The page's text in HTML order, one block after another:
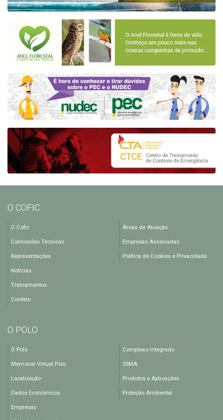
O COFIC
O Cofic
Comissões Técnicas
Representações
Áreas de Atuação
Empresas Associadas
Política de Cookies e Privacidade
Notícias
Treinamentos
Contato
O POLO
O Polo
Memorial Virtual Polo
Localização
Dados Econômicos
Complexo Integrado
SSMA
Produtos e Aplicações
Proteção Ambiental
Empresas